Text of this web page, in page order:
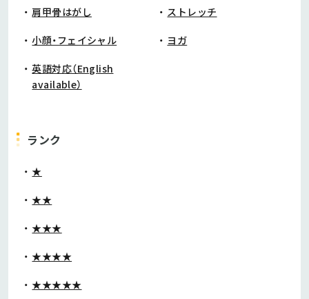
肩甲骨はがし ストレッチ
小顔・フェイシャル ヨガ
英語対応（English
available）
ランク
★
★★
★★★
★★★★
★★★★★